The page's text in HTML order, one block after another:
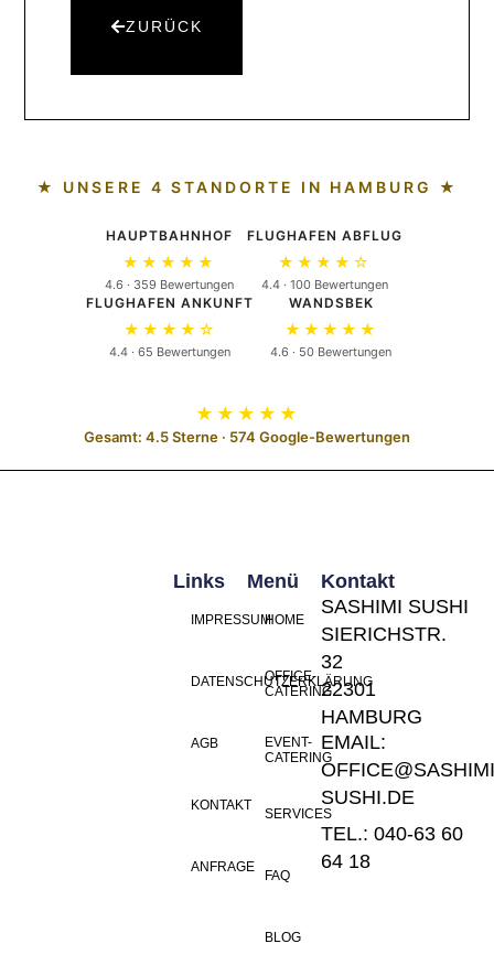
ZURÜCK
★ UNSERE 4 STANDORTE IN HAMBURG ★
HAUPTBAHNHOF
★★★★★
4.6 · 359 Bewertungen
FLUGHAFEN ABFLUG
★★★★☆
4.4 · 100 Bewertungen
FLUGHAFEN ANKUNFT
★★★★☆
4.4 · 65 Bewertungen
WANDSBEK
★★★★★
4.6 · 50 Bewertungen
★★★★★
Gesamt: 4.5 Sterne · 574 Google-Bewertungen
Menü
HOME
OFFICE-
CATERING
EVENT-
CATERING
SERVICES
FAQ
BLOG
Links
IMPRESSUM
DATENSCHUTZERKLÄRUNG
AGB
KONTAKT
ANFRAGE
Kontakt
SASHIMI SUSHI
SIERICHSTR.
32
22301
HAMBURG
EMAIL:
SUSHI.DE
TEL.: 040-63 60
64 18